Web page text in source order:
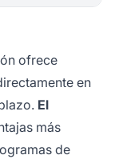
ofrece
en
El
más
de